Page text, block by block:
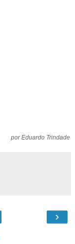
por Eduardo Trindade
›